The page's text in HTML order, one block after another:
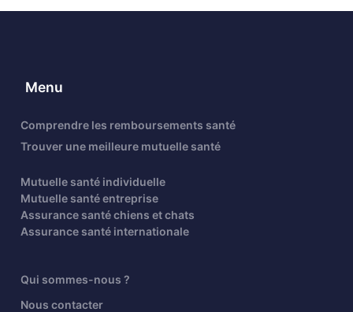
Menu
Comprendre les remboursements santé
Trouver une meilleure mutuelle santé
Mutuelle santé individuelle
Mutuelle santé entreprise
Assurance santé chiens et chats
Assurance santé internationale
Qui sommes-nous ?
Nous contacter